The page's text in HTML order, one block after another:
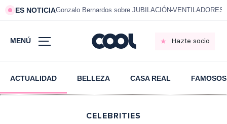
ES NOTICIAGonzalo Bernardos sobre JUBILACIÓN VENTILADORES
MENÚ Hazte socio
ACTUALIDAD BELLEZA CASA REAL FAMOSOS
CELEBRITIES